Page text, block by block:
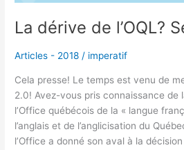
La dérive de l’OQL?
Articles - 2018 / imperatif
Cela presse! Le temps est venu de
2.0! Avez-vous pris connaissance de
l’Office québécois de la « langue
l’anglais et de l’anglicisation du
l’Office a donné son aval à la